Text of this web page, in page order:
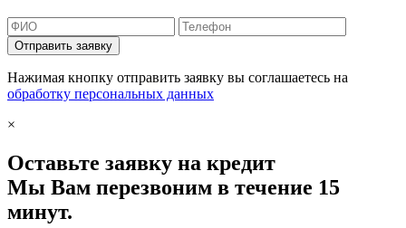
Отправить заявку
Нажимая кнопку отправить заявку вы соглашаетесь на
обработку персональных данных
×
Оставьте заявку на кредит
Мы Вам перезвоним в течение 15
минут.